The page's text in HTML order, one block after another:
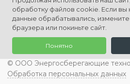
+7 (3852) 226-176
© ООО Энергосберегающие
Обработка персональных данных
обработку файлов cookie. Если вы
данные обрабатывались,
браузера или покиньте сайт.
Понятно